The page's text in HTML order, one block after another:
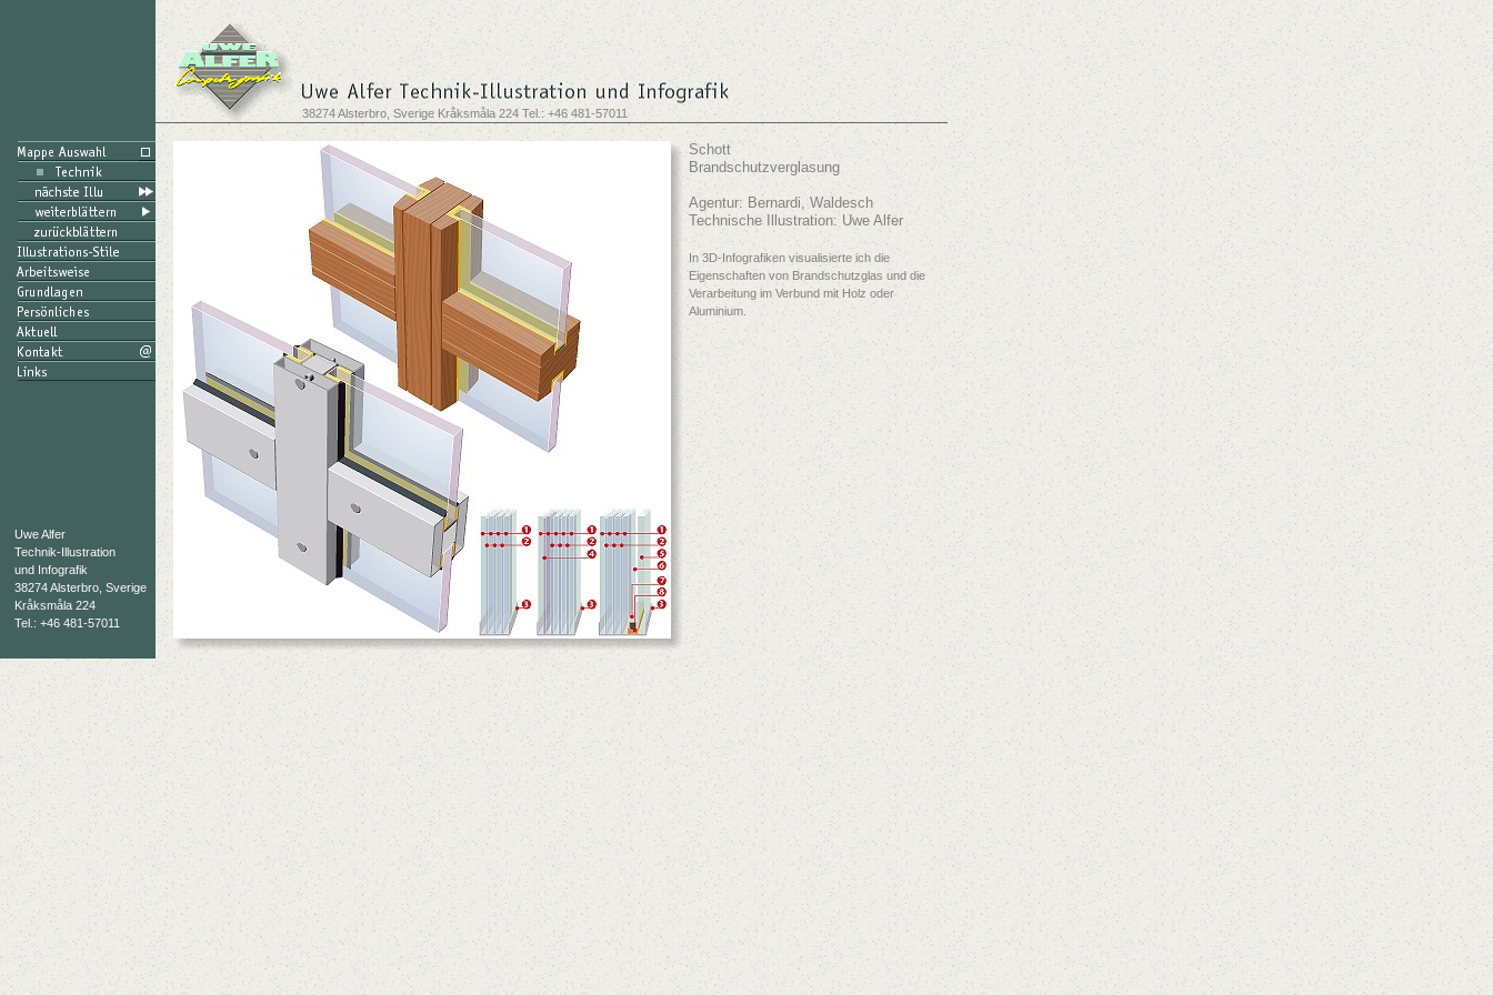
38274 Alsterbro, Sverige Kråksmåla 224 Tel.: +46 481-57011
Uwe Alfer
Technik-Illustration
und Infografik
38274 Alsterbro, Sverige
Kråksmåla 224
Tel.: +46 481-57011
Schott
Brandschutzverglasung
Agentur: Bernardi, Waldesch
Technische Illustration: Uwe Alfer
In 3D-Infografiken visualisierte ich die
Eigenschaften von Brandschutzglas und die
Verarbeitung im Verbund mit Holz oder
Aluminium.